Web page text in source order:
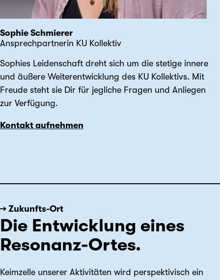
Sophie Schmierer
Ansprechpartnerin KU Kollektiv
Sophies Leidenschaft dreht sich um die stetige innere
und äußere Weiterentwicklung des KU Kollektivs. Mit
Freude steht sie Dir für jegliche Fragen und Anliegen
zur Verfügung.
Kontakt aufnehmen
→ Zukunfts-Ort
Die Entwicklung eines
Resonanz-Ortes.
Keimzelle unserer Aktivitäten wird perspektivisch ein